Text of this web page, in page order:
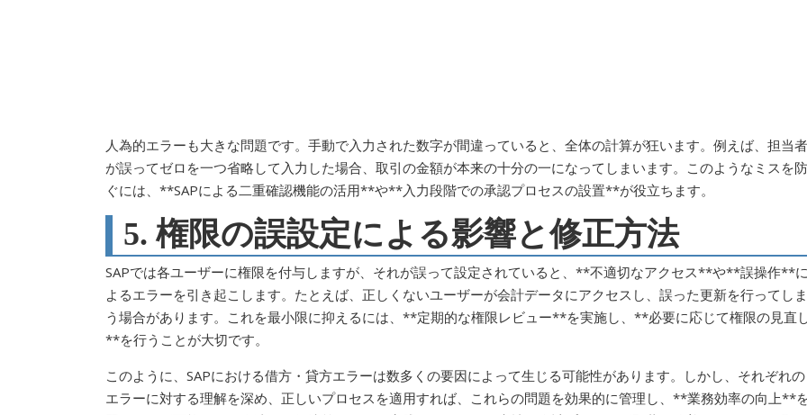
人為的エラーも大きな問題です。手動で入力された数字が間違っていると、全体の計算が狂います。例えば、担当者
が誤ってゼロを一つ省略して入力した場合、取引の金額が本来の十分の一になってしまいます。このようなミスを防
ぐには、**SAPによる二重確認機能の活用**や**入力段階での承認プロセスの設置**が役立ちます。
5. 権限の誤設定による影響と修正方法
SAPでは各ユーザーに権限を付与しますが、それが誤って設定されていると、**不適切なアクセス**や**誤操作**に
よるエラーを引き起こします。たとえば、正しくないユーザーが会計データにアクセスし、誤った更新を行ってしま
う場合があります。これを最小限に抑えるには、**定期的な権限レビュー**を実施し、**必要に応じて権限の見直
**を行うことが大切です。
このように、SAPにおける借方・貸方エラーは数多くの要因によって生じる可能性があります。しかし、それぞれの
エラーに対する理解を深め、正しいプロセスを適用すれば、これらの問題を効果的に管理し、**業務効率の向上**